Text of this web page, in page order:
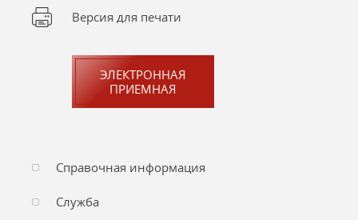
Версия для печати
ЭЛЕКТРОННАЯ
ПРИЕМНАЯ
Справочная информация
Служба